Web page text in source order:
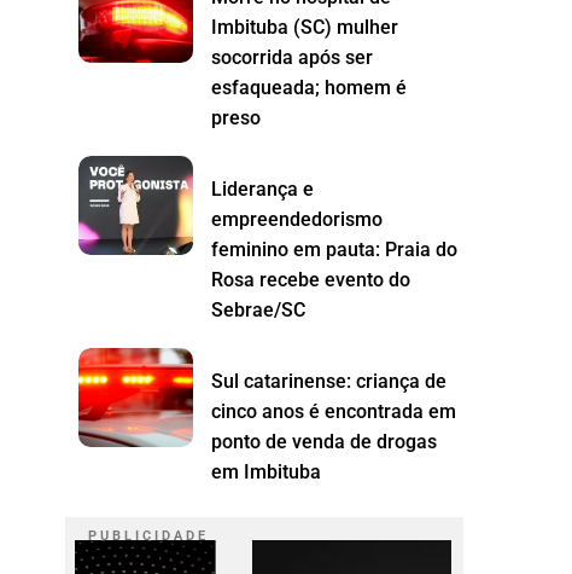
Imbituba (SC) mulher
socorrida após ser
esfaqueada; homem é
preso
Liderança e
empreendedorismo
feminino em pauta: Praia do
Rosa recebe evento do
Sebrae/SC
Sul catarinense: criança de
cinco anos é encontrada em
ponto de venda de drogas
em Imbituba
P U B L I C I D A D E